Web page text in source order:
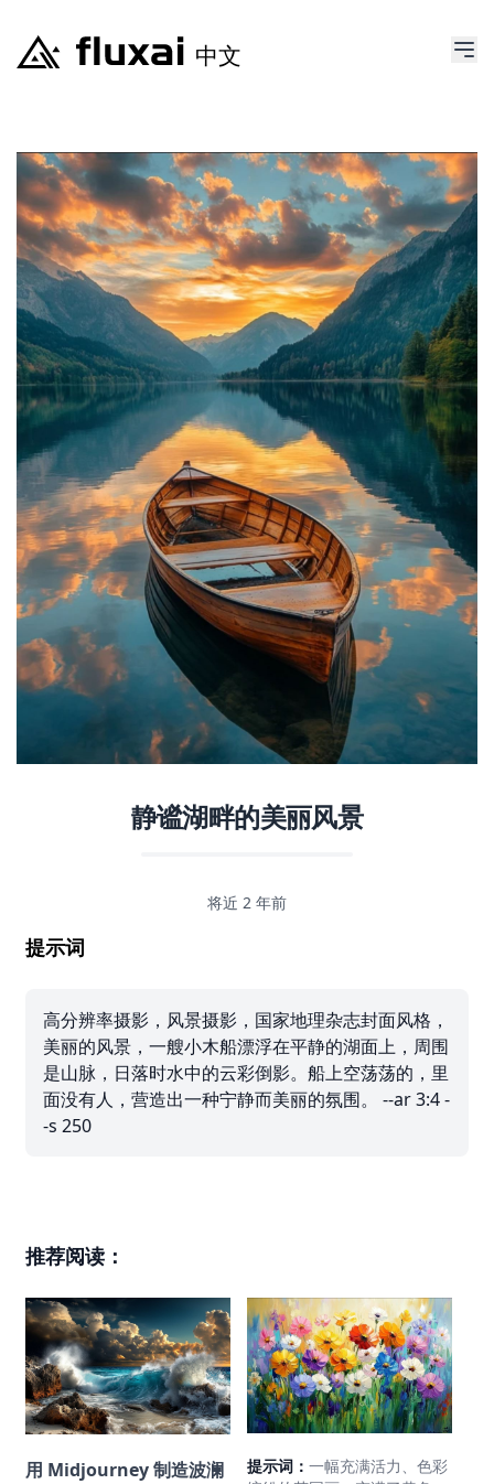
静谧湖畔的美丽风景
将近 2 年前
提示词
高分辨率摄影，风景摄影，国家地理杂志封面风格，
美丽的风景，一艘小木船漂浮在平静的湖面上，周围
是山脉，日落时水中的云彩倒影。船上空荡荡的，里
面没有人，营造出一种宁静而美丽的氛围。 --ar 3:4 -
-s 250
推荐阅读：
用 Midjourney 制造波澜 提示词： 一幅充满活力、色彩